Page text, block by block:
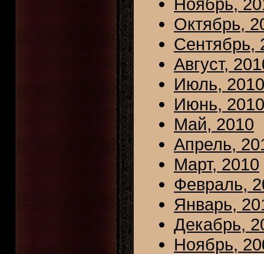
Октябрь,
Сентябрь,
Август,
Июль, 2010
Июнь, 2010
Май, 2010
Апрель,
Март, 2010
Февраль,
Январь,
Декабрь,
Ноябрь,